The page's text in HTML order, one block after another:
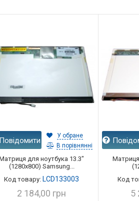
Повідомити
У обране
В порівнянні
для ноутбука 13.3"
(1280x800) Samsung...
Код товару: LCD133003
2 184,00 грн
Код
5